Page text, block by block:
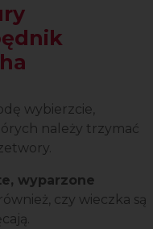
wybierzcie,
należy trzymać
wyparzone
czy wieczka są